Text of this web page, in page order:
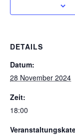
DETAILS
Datum:
28 November 2024
Zeit:
18:00